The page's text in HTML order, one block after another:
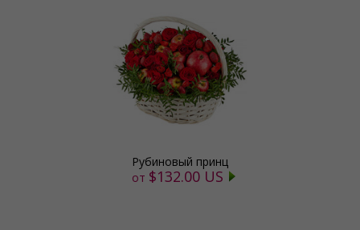
Рубиновый принц
от $132.00 US